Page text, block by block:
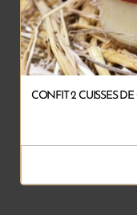
CONFIT 2 CUISSES